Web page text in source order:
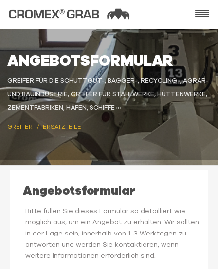
ANGEBOTSFORMULAR
GREIFER FÜR DIE SCHÜTTGUT-, BAGGER-, RECYCLING-, AGRAR-
UND BAUINDUSTRIE, GREIFER FÜR STAHLWERKE, HÜTTENWERKE,
ZEMENTFABRIKEN, HÄFEN, SCHIFFE ∞
GREIFER ERSATZTEILE
Angebotsformular
Bitte füllen Sie dieses Formular so detailliert wie
möglich aus, um ein Angebot zu erhalten. Wir sollten
in der Lage sein, innerhalb von 1-3 Werktagen zu
antworten und werden Sie kontaktieren, wenn
weitere Informationen erforderlich sind.